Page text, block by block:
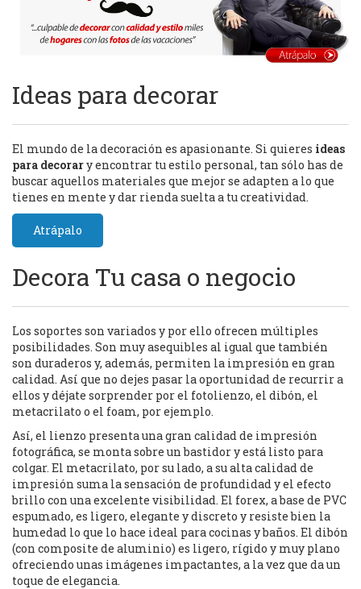
Ideas para decorar
El mundo de la decoración es apasionante. Si quieres ideas
para decorary encontrar tu estilo personal, tan sólo has de
buscar aquellos materiales que mejor se adapten a lo que
tienes en mente y dar rienda suelta a tu creatividad.
Atrápalo
Decora Tu casa o negocio
Los soportes son variados y por ello ofrecen múltiples
posibilidades. Son muy asequibles al igual que también
son duraderos y, además, permiten la impresión en gran
calidad. Así que no dejes pasar la oportunidad de recurrir a
ellos y déjate sorprender por el fotolienzo, el dibón, el
metacrilato o el foam, por ejemplo.
Así, el lienzo presenta una gran calidad de impresión
fotográfica, se monta sobre un bastidor y está listo para
colgar. El metacrilato, por su lado, a su alta calidad de
impresión suma la sensación de profundidad y el efecto
brillo con una excelente visibilidad. El forex, a base de PVC
espumado, es ligero, elegante y discreto y resiste bien la
humedad lo que lo hace ideal para cocinas y baños. El dibón
(con composite de aluminio) es ligero, rígido y muy plano
ofreciendo unas imágenes impactantes, a la vez que da un
toque de elegancia.